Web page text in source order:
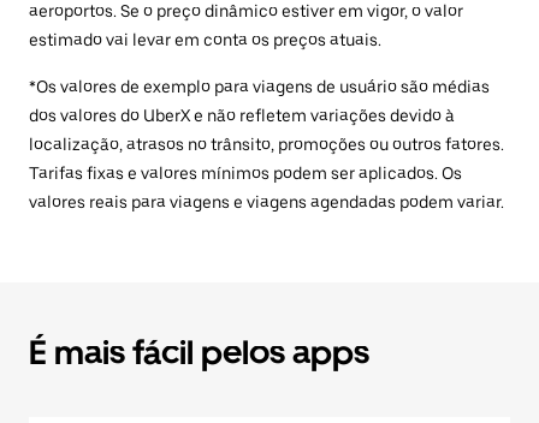
aeroportos. Se o preço dinâmico estiver em vigor, o valor
estimado vai levar em conta os preços atuais.
*Os valores de exemplo para viagens de usuário são médias
dos valores do UberX e não refletem variações devido à
localização, atrasos no trânsito, promoções ou outros fatores.
Tarifas fixas e valores mínimos podem ser aplicados. Os
valores reais para viagens e viagens agendadas podem variar.
É mais fácil pelos apps